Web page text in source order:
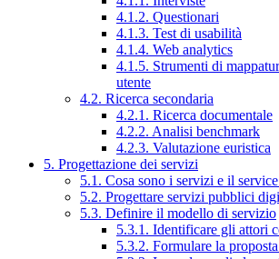
4.1.2. Questionari
4.1.3. Test di usabilità
4.1.4. Web analytics
4.1.5. Strumenti di
utente
4.2. Ricerca secondaria
4.2.1. Ricerca documentale
4.2.2. Analisi benchmark
4.2.3. Valutazione euristica
5. Progettazione dei servizi
5.1. Cosa sono i servizi e il
5.2. Progettare servizi pubblici
5.3. Definire il modello di servizio
5.3.1. Identificare gli attori
5.3.2. Formulare la